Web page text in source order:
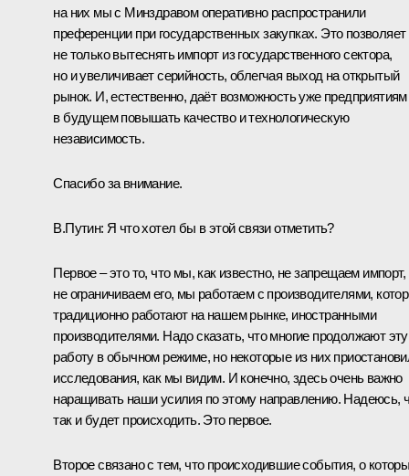
на них мы с Минздравом оперативно распространили
преференции при государственных закупках. Это позволяет
не только вытеснять импорт из государственного сектора,
но и увеличивает серийность, облегчая выход на открытый
рынок. И, естественно, даёт возможность уже предприятиям
в будущем повышать качество и технологическую
независимость.
Спасибо за внимание.
В.Путин: Я что хотел бы в этой связи отметить?
Первое ‒ это то, что мы, как известно, не запрещаем импорт,
не ограничиваем его, мы работаем с производителями,
традиционно работают на нашем рынке, иностранными
производителями. Надо сказать, что многие продолжают эту
работу в обычном режиме, но некоторые из них
исследования, как мы видим. И конечно, здесь очень важно
наращивать наши усилия по этому направлению. Надеюсь,
так и будет происходить. Это первое.
Второе связано с тем, что происходившие события, о